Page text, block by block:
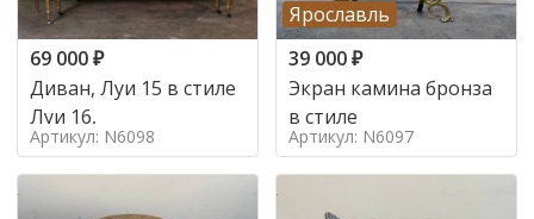
69 000₽
Диван, Луи 15 в стиле
Луи 16,
Артикул: N6098
Ярославль
39 000₽
Экран камина бронза
в стиле
Артикул: N6097